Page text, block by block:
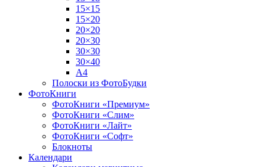
15×15
15×20
20×20
20×30
30×30
30×40
A4
Полоски из ФотоБудки
ФотоКниги
ФотоКниги «Премиум»
ФотоКниги «Слим»
ФотоКниги «Лайт»
ФотоКниги «Софт»
Блокноты
Календари